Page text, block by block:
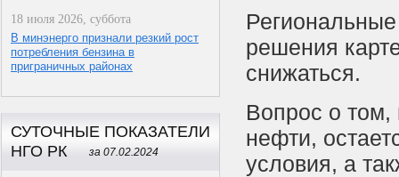
18 июля 2026, суббота
В минэнерго признали резкий рост
потребления бензина в
приграничных районах
СУТОЧНЫЕ ПОКАЗАТЕЛИ
НГО РК
за 07.02.2024
решения
снижаться.
Вопрос о
нефти,
условия, а